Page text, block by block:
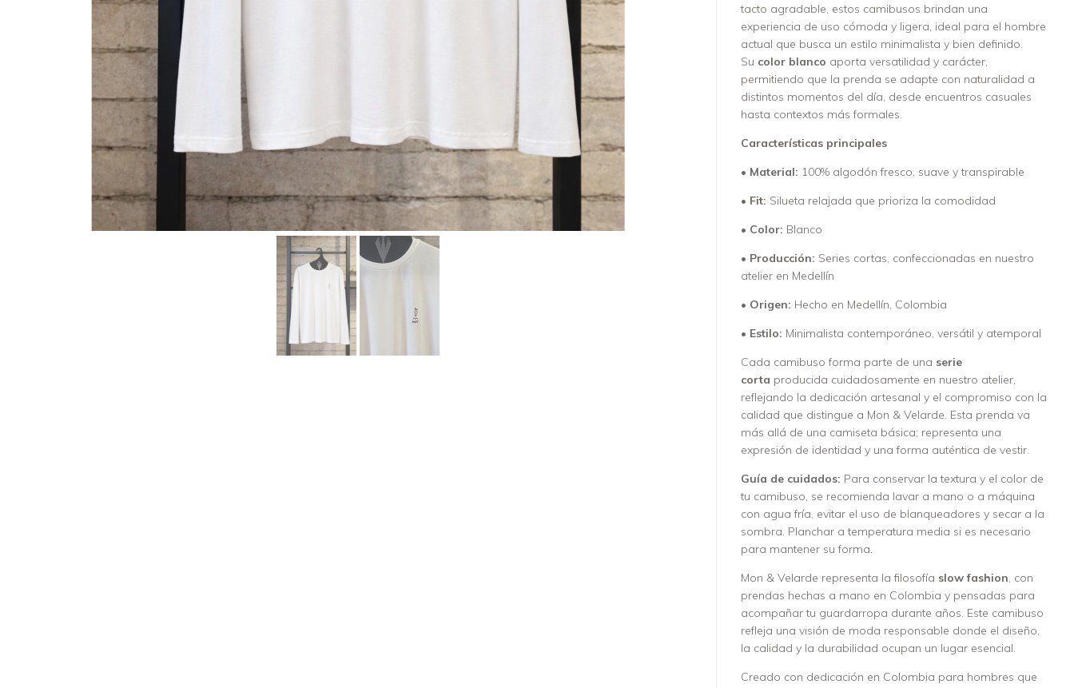
tacto agradable, estos camibusos brindan una
experiencia de uso cómoda y ligera, ideal para el hombre
actual que busca un estilo minimalista y bien definido.
Su color blanco aporta versatilidad y carácter,
permitiendo que la prenda se adapte con naturalidad a
distintos momentos del día, desde encuentros casuales
hasta contextos más formales.
Características principales
• Material: 100% algodón fresco, suave y transpirable
• Fit: Silueta relajada que prioriza la comodidad
• Color: Blanco
• Producción: Series cortas, confeccionadas en nuestro
atelier en Medellín
• Origen: Hecho en Medellín, Colombia
• Estilo: Minimalista contemporáneo, versátil y atemporal
Cada camibuso forma parte de una serie
corta producida cuidadosamente en nuestro atelier,
reflejando la dedicación artesanal y el compromiso con la
calidad que distingue a Mon & Velarde. Esta prenda va
más allá de una camiseta básica; representa una
expresión de identidad y una forma auténtica de vestir.
Guía de cuidados: Para conservar la textura y el color de
tu camibuso, se recomienda lavar a mano o a máquina
con agua fría, evitar el uso de blanqueadores y secar a la
sombra. Planchar a temperatura media si es necesario
para mantener su forma.
Mon & Velarde representa la filosofía slow fashion, con
prendas hechas a mano en Colombia y pensadas para
acompañar tu guardarropa durante años. Este camibuso
refleja una visión de moda responsable donde el diseño,
la calidad y la durabilidad ocupan un lugar esencial.
Creado con dedicación en Colombia para hombres que